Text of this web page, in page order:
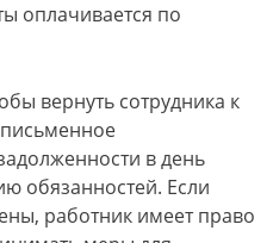
оплачивается по
вернуть сотрудника к
в день
обязанностей. Если
работник имеет право